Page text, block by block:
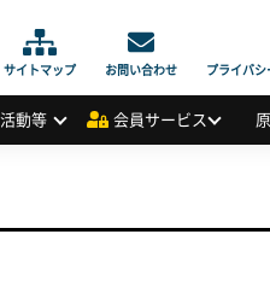
サイトマップ お問い合わせ プライバ
動等 会員サービス